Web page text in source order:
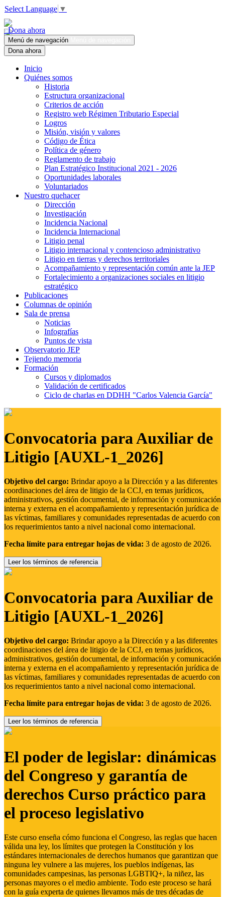
Select Language ▼
Dona ahora
Menú de navegación
Dona ahora
Inicio
Quiénes somos
Historia
Estructura organizacional
Criterios de acción
Registro web Régimen Tributario Especial
Logros
Misión, visión y valores
Código de Ética
Política de género
Reglamento de trabajo
Plan Estratégico Institucional 2021 - 2026
Oportunidades laborales
Voluntariados
Nuestro quehacer
Dirección
Investigación
Incidencia Nacional
Incidencia Internacional
Litigio penal
Litigio internacional y contencioso administrativo
Litigio en tierras y derechos territoriales
Acompañamiento y representación común ante la JEP
Fortalecimiento a organizaciones sociales en litigio
estratégico
Publicaciones
Columnas de opinión
Sala de prensa
Noticias
Infografías
Puntos de vista
Observatorio JEP
Tejiendo memoria
Formación
Cursos y diplomados
Validación de certificados
Ciclo de charlas en DDHH "Carlos Valencia García"
Convocatoria para Auxiliar de
Litigio [AUXL-1_2026]
Objetivo del cargo: Brindar apoyo a la Dirección y a las diferentes
coordinaciones del área de litigio de la CCJ, en temas jurídicos,
administrativos, gestión documental, de información y comunicación
interna y externa en el acompañamiento y representación jurídica de
las víctimas, familiares y comunidades representadas de acuerdo con
los requerimientos tanto a nivel nacional como internacional.
Fecha límite para entregar hojas de vida: 3 de agosto de 2026.
Leer los términos de referencia
Convocatoria para Auxiliar de
Litigio [AUXL-1_2026]
Objetivo del cargo: Brindar apoyo a la Dirección y a las diferentes
coordinaciones del área de litigio de la CCJ, en temas jurídicos,
administrativos, gestión documental, de información y comunicación
interna y externa en el acompañamiento y representación jurídica de
las víctimas, familiares y comunidades representadas de acuerdo con
los requerimientos tanto a nivel nacional como internacional.
Fecha límite para entregar hojas de vida: 3 de agosto de 2026.
Leer los términos de referencia
El poder de legislar: dinámicas
del Congreso y garantía de
derechos Curso práctico para
el proceso legislativo
Este curso enseña cómo funciona el Congreso, las reglas que hacen
válida una ley, los límites que protegen la Constitución y los
estándares internacionales de derechos humanos que garantizan que
ninguna ley vulnere a las mujeres, los pueblos indígenas, las
comunidades campesinas, las personas LGBTIQ+, la niñez, las
personas mayores o el medio ambiente. Todo este proceso se hará
con la guía experta de quienes llevamos más de tres décadas de